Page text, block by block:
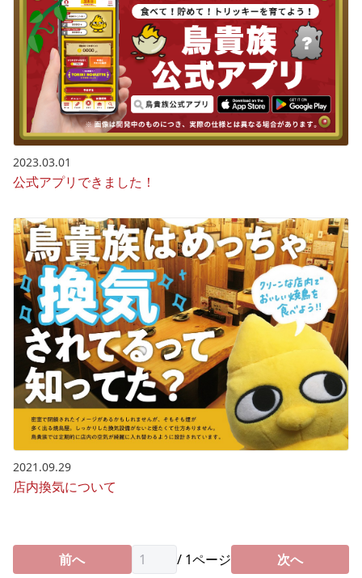
2023.03.01
公式アプリできました！
2021.09.29
店内換気について
前へ / 1ページ 次へ